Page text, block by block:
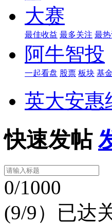
大赛
最佳收益 最多关注 最
阿牛智投
一起看盘 股票 板块 基金
英大安惠
快速发帖
0/1000
(9/9）已达